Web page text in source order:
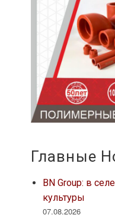
Главные
BN Group: в
культуры
07.08.2026